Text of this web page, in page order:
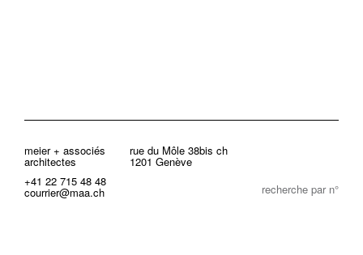
meier + associés
architectes
rue du Môle 38bis ch
1201 Genève
+41 22 715 48 48
courrier@maa.ch recherche par n°